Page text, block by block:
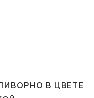
В ЦВЕТЕ